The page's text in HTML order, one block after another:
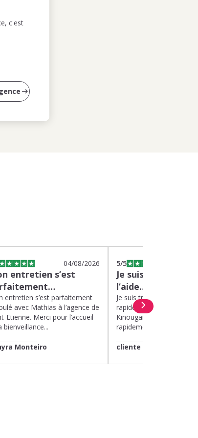
c'est
04/08/2026
entretien s’est
entretien s’est parfaitement
avec Mathias à l’agence de
Etienne. Merci pour l’accueil
bienveillance...
Monteiro
5/5
Je suis très
l’aide…
Je suis très satisfaite de
rapide et efficace
Kinougarde. On m’a
rapidement et une
cliente